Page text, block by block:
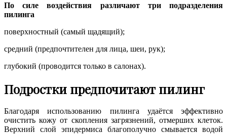
По силе воздействия различают три подразделения
пилинга
поверхностный (самый щадящий);
средний (предпочтителен для лица, шеи, рук);
глубокий (проводится только в салонах).
Подростки предпочитают пилинг
Благодаря использованию пилинга удаётся эффективно
очистить кожу от скопления загрязнений, отмерших клеток.
Верхний слой эпидермиса благополучно смывается водой